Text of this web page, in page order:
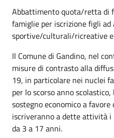
Abbattimento quota/retta di
famiglie per iscrizione figli
sportive/culturali/ricreative
Il Comune di Gandino, nel
misure di contrasto alla
19, in particolare nei nuclei
per lo scorso anno
sostegno economico a
iscriveranno a dette attività
da 3 a 17 anni.